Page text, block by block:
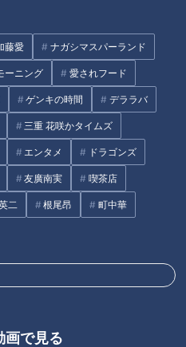
藤愛 ナガシマスパーランド
ーニング 愛されフード
ゲンキの時間 デララバ
三重 花咲かタイムズ
エンタメ ドラゴンズ
友廣南実 喫茶店
二 根尾昂 町中華
画で見る
年に沼田に移動してきた。軍用
指した地下工場の名残もあるら
軍用機の製造工場や滑走路、火
施設が存在し、それらにアクセ
した。
れたルートは、今もなお現役で
位置するみなかみ町にありま
なって移転の計画があがり、そ